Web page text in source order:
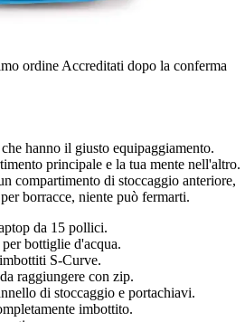
ordine Accreditati dopo la conferma
hanno il giusto equipaggiamento.
principale e la tua mente nell'altro.
compartimento di stoccaggio anteriore,
borracce, niente può fermarti.
da 15 pollici.
bottiglie d'acqua.
S-Curve.
raggiungere con zip.
di stoccaggio e portachiavi.
imbottito.